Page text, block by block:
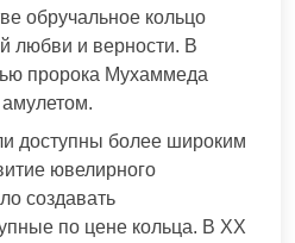
обручальное кольцо
любви и верности. В
пророка Мухаммеда
доступны более широким
ювелирного
создавать
по цене кольца. В XX